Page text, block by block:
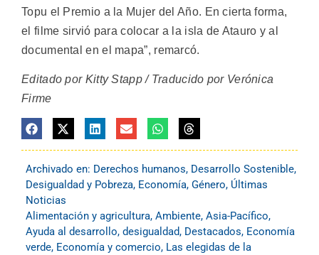
Topu el Premio a la Mujer del Año. En cierta forma,
el filme sirvió para colocar a la isla de Atauro y al
documental en el mapa”, remarcó.
Editado por Kitty Stapp / Traducido por Verónica
Firme
Archivado en: Derechos humanos, Desarrollo Sostenible,
Desigualdad y Pobreza, Economía, Género, Últimas
Noticias
Alimentación y agricultura, Ambiente, Asia-Pacífico,
Ayuda al desarrollo, desigualdad, Destacados, Economía
verde, Economía y comercio, Las elegidas de la